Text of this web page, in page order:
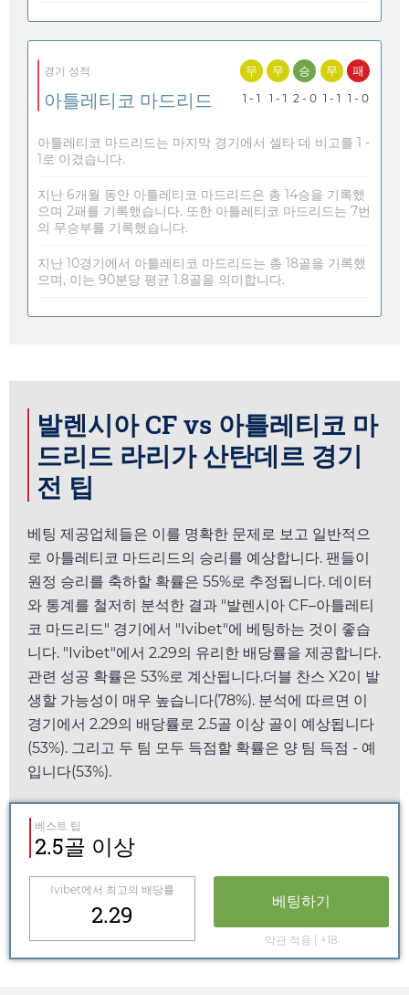
경기 성적
아틀레티코 마드리드
무
1 - 1
무
1 - 1
승
2 - 0
무
1 - 1
패
1 - 0
아틀레티코 마드리드는 마지막 경기에서 셀타 데 비고를 1 -
1로 이겼습니다.
지난 6개월 동안 아틀레티코 마드리드은 총 14승을 기록했
으며 2패를 기록했습니다. 또한 아틀레티코 마드리드는 7번
의 무승부를 기록했습니다.
지난 10경기에서 아틀레티코 마드리드는 총 18골을 기록했
으며, 이는 90분당 평균 1.8골을 의미합니다.
발렌시아 CF vs 아틀레티코 마
드리드 라리가 산탄데르 경기
전 팁
베팅 제공업체들은 이를 명확한 문제로 보고 일반적으
로 아틀레티코 마드리드의 승리를 예상합니다. 팬들이
원정 승리를 축하할 확률은 55%로 추정됩니다. 데이터
와 통계를 철저히 분석한 결과 "발렌시아 CF–아틀레티
코 마드리드" 경기에서 "Ivibet"에 베팅하는 것이 좋습
니다. "Ivibet"에서 2.29의 유리한 배당률을 제공합니다.
관련 성공 확률은 53%로 계산됩니다.더블 찬스 X2이 발
생할 가능성이 매우 높습니다(78%). 분석에 따르면 이
경기에서 2.29의 배당률로 2.5골 이상 골이 예상됩니다
(53%). 그리고 두 팀 모두 득점할 확률은 양 팀 득점 - 예
입니다(53%).
베스트 팁
2.5골 이상
Ivibet에서 최고의 배당률
2.29 베팅하기
약관 적용 | +18